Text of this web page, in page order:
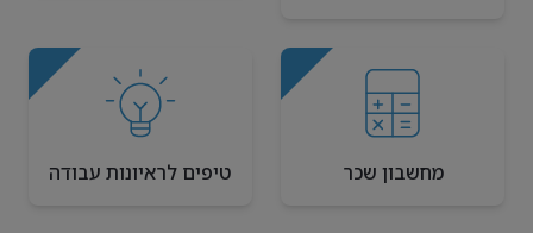
מחשבון שכר טיפים לראיונות עבודה